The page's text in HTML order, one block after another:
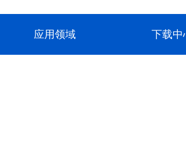
应用领域 下载中